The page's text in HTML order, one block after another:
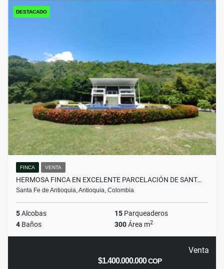
DESTACADO
FINCA VENTA
HERMOSA FINCA EN EXCELENTE PARCELACIÓN DE SANT…
Santa Fe de Antioquia, Antioquia, Colombia
5Alcobas 15 Parqueaderos
4 Baños 300Área m2
Venta
$1.400.000.000COP